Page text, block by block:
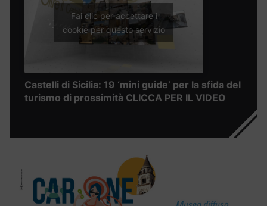
Fai clic per accettare i
cookie per questo servizio
Castelli di Sicilia: 19 ‘mini guide’ per la sfida del
turismo di prossimità CLICCA PER IL VIDEO